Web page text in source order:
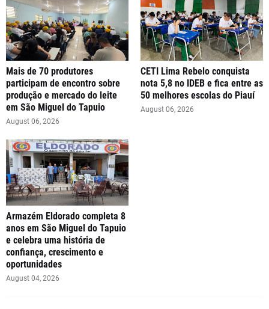
Mais de 70 produtores
participam de encontro sobre
produção e mercado do leite
em São Miguel do Tapuio
August 06, 2026
CETI Lima Rebelo conquista
nota 5,8 no IDEB e fica entre as
50 melhores escolas do Piauí
August 06, 2026
Armazém Eldorado completa 8
anos em São Miguel do Tapuio
e celebra uma história de
confiança, crescimento e
oportunidades
August 04, 2026